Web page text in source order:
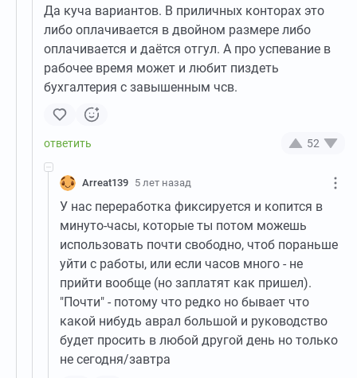
Да куча вариантов. В приличных конторах это
либо оплачивается в двойном размере либо
оплачивается и даётся отгул. А про успевание в
рабочее время может и любит пиздеть
бухгалтерия с завышенным чсв.
52
Arreat139 5 лет назад
У нас переработка фиксируется и копится в
минуто-часы, которые ты потом можешь
использовать почти свободно, чтоб пораньше
уйти с работы, или если часов много - не
прийти вообще (но заплатят как пришел).
"Почти" - потому что редко но бывает что
какой нибудь аврал большой и руководство
будет просить в любой другой день но только
не сегодня/завтра